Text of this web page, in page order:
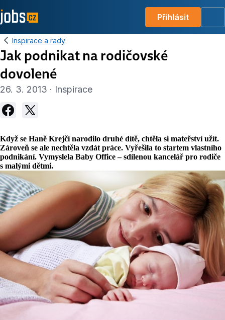
Přihlásit
Inspirace a rady
Jak podnikat na rodičovské
dovolené
26. 3. 2013 · Inspirace
Když se Haně Krejčí narodilo druhé dítě, chtěla si mateřství užít.
Zároveň se ale nechtěla vzdát práce. Vyřešila to startem vlastního
podnikání. Vymyslela Baby Office – sdílenou kancelář pro rodiče
s malými dětmi.